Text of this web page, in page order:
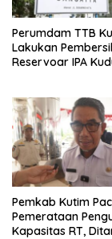
Perumdam TTB
Lakukan
Reservoar IPA
Pemkab Kutim
Pemerataan
Kapasitas RT,